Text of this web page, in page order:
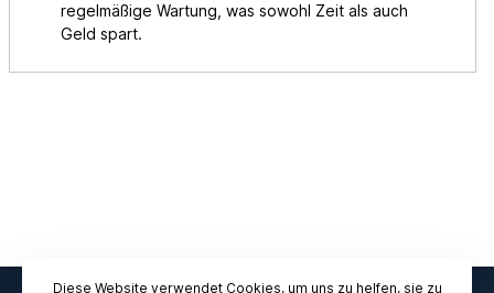
regelmäßige Wartung, was sowohl Zeit als auch
Geld spart.
Diese Website verwendet Cookies, um uns zu helfen, sie zu